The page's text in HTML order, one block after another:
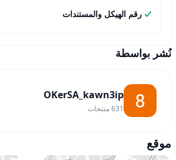
رقم الهيكل والمستندات
نُشر بواسطة
OKerSA_kawn3ip
631منتجات
موقع